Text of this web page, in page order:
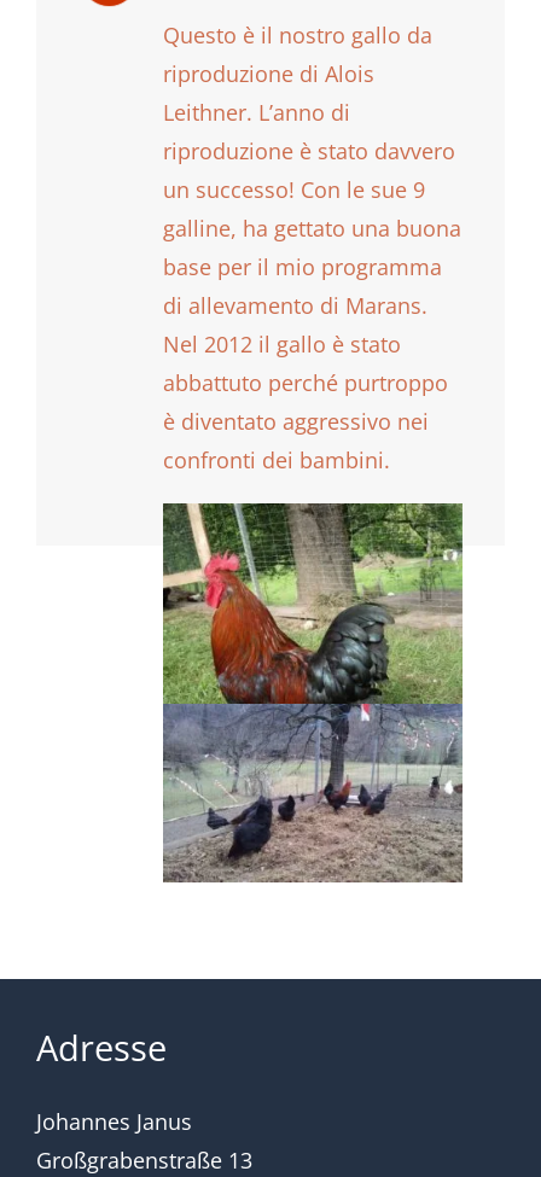
Questo è il nostro gallo da
riproduzione di Alois
Leithner. L’anno di
riproduzione è stato davvero
un successo! Con le sue 9
galline, ha gettato una buona
base per il mio programma
di allevamento di Marans.
Nel 2012 il gallo è stato
abbattuto perché purtroppo
è diventato aggressivo nei
confronti dei bambini.
Adresse
Johannes Janus
Großgrabenstraße 13